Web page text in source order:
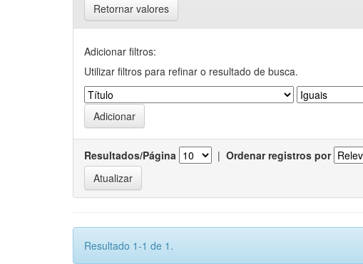
Retornar valores
Adicionar filtros:
Utilizar filtros para refinar o resultado de busca.
Resultados/Página | Ordenar registros por
Resultado 1-1 de 1.